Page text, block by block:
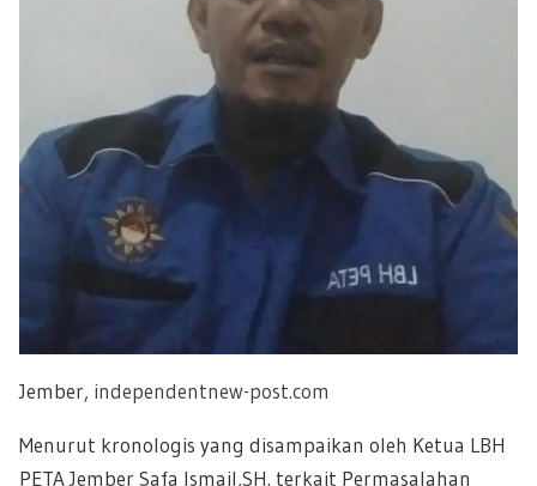
Jember, independentnew-post.com
Menurut kronologis yang disampaikan oleh Ketua LBH
PETA Jember Safa Ismail,SH. terkait Permasalahan